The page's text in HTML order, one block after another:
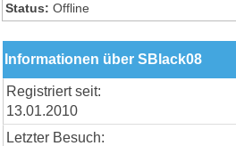
Status: Offline
Informationen über SBlack08
Registriert seit:
13.01.2010
Letzter Besuch: